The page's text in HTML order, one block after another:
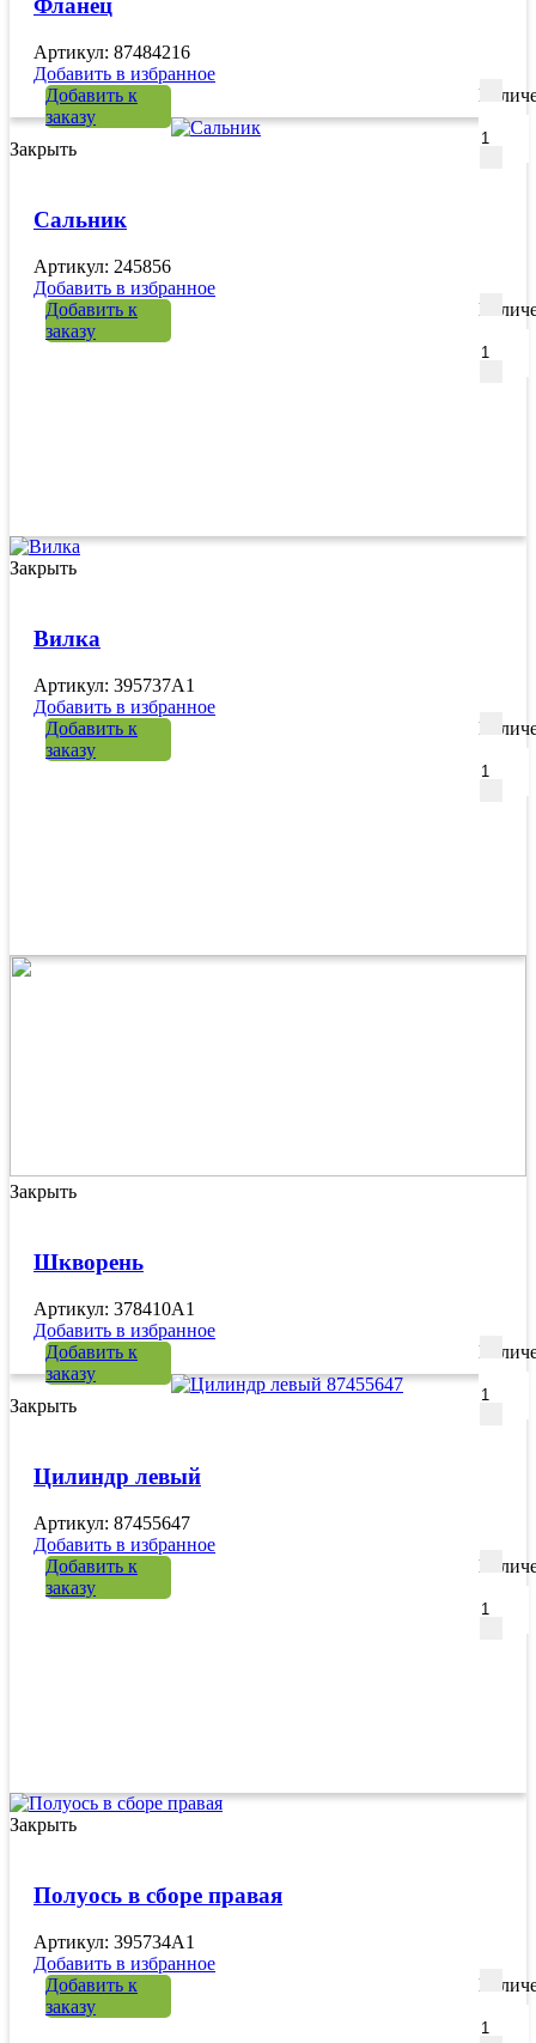
Фланец
Артикул: 87484216
Добавить в избранное
Добавить к
заказу
Закрыть
Сальник
Артикул: 245856
Добавить в избранное
Добавить к
заказу
Закрыть
Вилка
Артикул: 395737A1
Добавить в избранное
Добавить к
заказу
Закрыть
Шкворень
Артикул: 378410A1
Добавить в избранное
Добавить к
заказу
Закрыть
Цилиндр левый
Артикул: 87455647
Добавить в избранное
Добавить к
заказу
Закрыть
Полуось в сборе правая
Артикул: 395734A1
Добавить в избранное
Добавить к
заказу